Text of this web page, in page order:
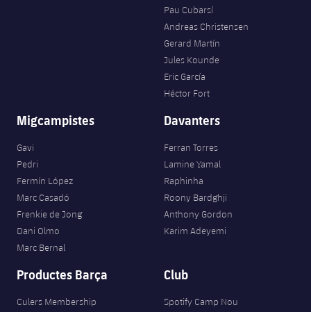
Pau Cubarsí
Andreas Christensen
Gerard Martín
Jules Kounde
Eric García
Héctor Fort
Migcampistes
Gavi
Pedri
Fermín López
Marc Casadó
Frenkie de Jong
Dani Olmo
Marc Bernal
Davanters
Ferran Torres
Lamine Yamal
Raphinha
Roony Bardghji
Anthony Gordon
Karim Adeyemi
Productes Barça
Culers Membership
Club
Spotify Camp Nou